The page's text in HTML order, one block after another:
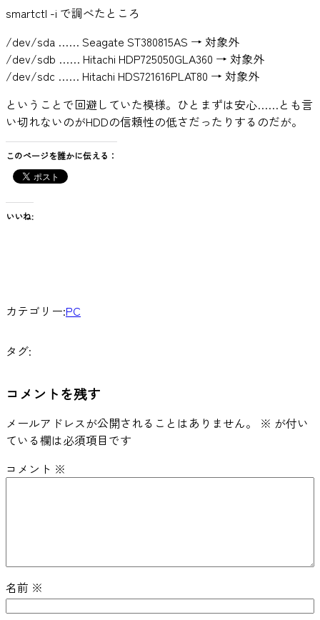
smartctl -i で調べたところ
/dev/sda …… Seagate ST380815AS → 対象外
/dev/sdb …… Hitachi HDP725050GLA360 → 対象外
/dev/sdc …… Hitachi HDS721616PLAT80 → 対象外
ということで回避していた模様。ひとまずは安心……とも言
い切れないのがHDDの信頼性の低さだったりするのだが。
このページを誰かに伝える：
いいね:
カテゴリー:PC
タグ:
コメントを残す
メールアドレスが公開されることはありません。 ※ が付い
ている欄は必須項目です
コメント ※
名前 ※